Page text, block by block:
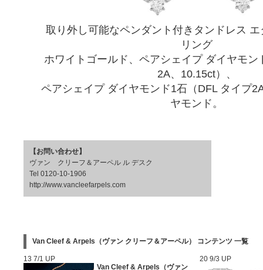
取り外し可能なペンダント付きタンドレス
リング
ホワイトゴールド、ペアシェイプ ダイヤモン
2A、10.15ct）、
ペアシェイプ ダイヤモンド1石（DFL タイプ
ヤモンド。
【お問い合わせ】
ヴァン クリーフ＆アーペル ル デスク
Tel 0120-10-1906
http://www.vancleefarpels.com
Van Cleef & Arpels（ヴァン クリーフ＆アーペル） コンテンツ 一覧
13 7/1 UP
Van Cleef & Arpels（ヴァン
20 9/3 UP